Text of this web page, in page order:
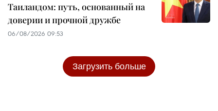
Таиландом: путь, основанный на
доверии и прочной дружбе
06/08/2026 09:53
Загрузить больше